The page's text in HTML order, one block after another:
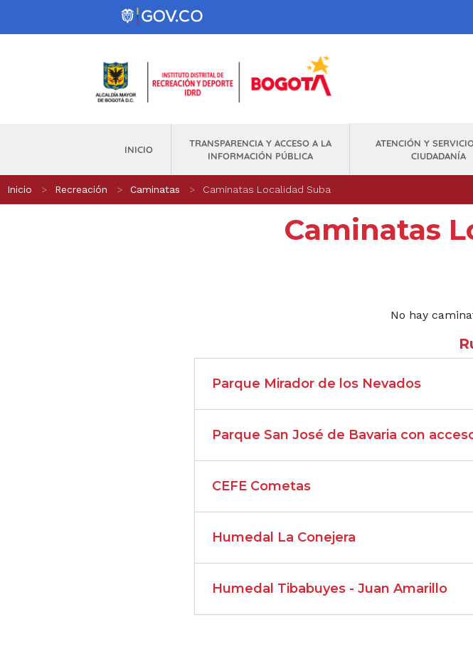
Pasar al contenido principal
INICIO
TRANSPARENCIA Y ACCESO A LA
INFORMACIÓN PÚBLICA
ATENCIÓN Y
CIUDADANÍA
Ruta de navegación
Inicio Recreación Caminatas Caminatas Localidad Suba
Caminatas
No hay
Parque Mirador de los Nevados
Parque San José de Bavaria con
CEFE Cometas
Humedal La Conejera
Humedal Tibabuyes - Juan Amarillo